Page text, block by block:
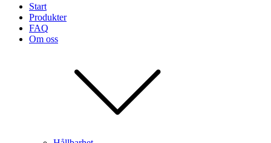
Start
Produkter
FAQ
Om oss